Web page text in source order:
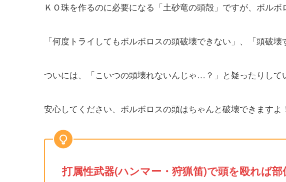
ＫＯ珠を作るのに必要になる「土砂竜の頭殻」ですが、ボル
「何度トライしてもボルボロスの頭破壊できない」、「頭破
ついには、「こいつの頭壊れないんじゃ…？」と疑ったりして
安心してください、ボルボロスの頭はちゃんと破壊できますよ
打属性武器(ハンマー・狩猟笛)で頭を殴れば部